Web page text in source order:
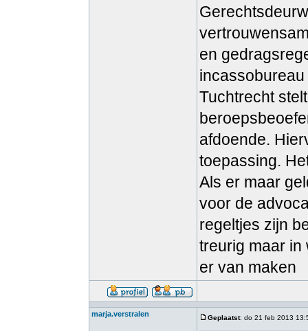
en
Tuchtrecht
afdoende.
toepassing.
Als er maar
voor de
regeltjes zijn
treurig maar in
er van maken
marja.verstralen Geplaatst: do 21 feb 2013